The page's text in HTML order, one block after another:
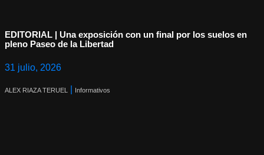
EDITORIAL | Una exposición con un final por los suelos en
pleno Paseo de la Libertad
31 julio, 2026
ALEX RIAZA TERUEL Informativos